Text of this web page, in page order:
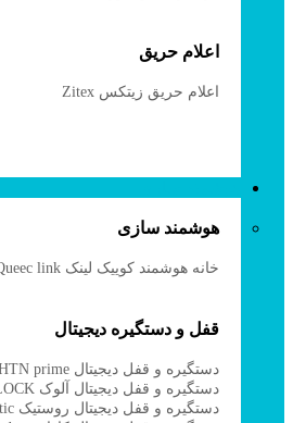
اعلام حریق
اعلام حریق زیتکس Zitex
هوشمند سازی
خانه هوشمند کوییک لینک Queec link
قفل و دستگیره دیجیتال
دستگیره و قفل دیجیتال HTN prime
دستگیره و قفل دیجیتال آلوک ALOCK
دستگیره و قفل دیجیتال روستیک Rustic